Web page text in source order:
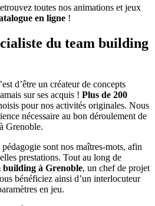
toutes nos animations et jeux
en ligne !
du team building
d’être un créateur de concepts
sur ses acquis ! Plus de 200
pour nos activités originales. Nous
nécessaire au bon déroulement de
Grenoble.
sont nos maîtres-mots, afin
prestations. Tout au long de
building à Grenoble, un chef de projet
bénéficiez ainsi d’un interlocuteur
en jeu.